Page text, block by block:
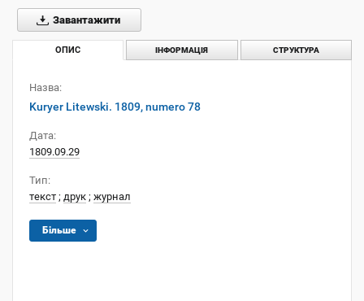
Завантажити
ОПИС ІНФОРМАЦІЯ СТРУКТУРА
Назва:
Kuryer Litewski. 1809, numero 78
Дата:
1809.09.29
Тип:
текст ; друк ; журнал
Більше